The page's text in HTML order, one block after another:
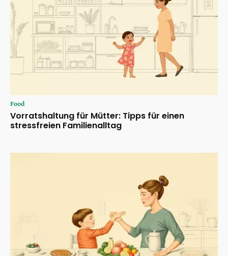
Food
Vorratshaltung für Mütter: Tipps für einen
stressfreien Familienalltag